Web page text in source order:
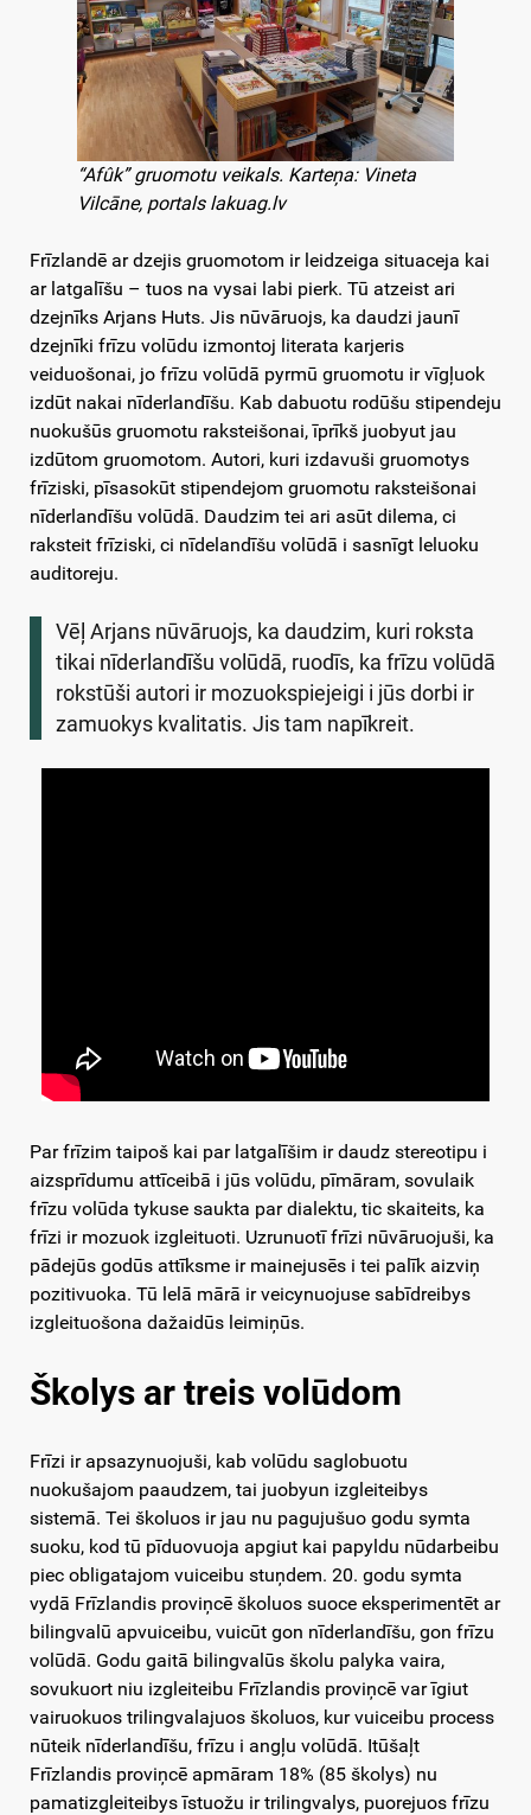
“Afûk” gruomotu veikals. Karteņa: Vineta
Vilcāne, portals lakuag.lv
Frīzlandē ar dzejis gruomotom ir leidzeiga situaceja kai
ar latgalīšu – tuos na vysai labi pierk. Tū atzeist ari
dzejnīks Arjans Huts. Jis nūvāruojs, ka daudzi jaunī
dzejnīki frīzu volūdu izmontoj literata karjeris
veiduošonai, jo frīzu volūdā pyrmū gruomotu ir vīgļuok
izdūt nakai nīderlandīšu. Kab dabuotu rodūšu stipendeju
nuokušūs gruomotu raksteišonai, īprīkš juobyut jau
izdūtom gruomotom. Autori, kuri izdavuši gruomotys
frīziski, pīsasokūt stipendejom gruomotu raksteišonai
nīderlandīšu volūdā. Daudzim tei ari asūt dilema, ci
raksteit frīziski, ci nīdelandīšu volūdā i sasnīgt leluoku
auditoreju.
Vēļ Arjans nūvāruojs, ka daudzim, kuri roksta
tikai nīderlandīšu volūdā, ruodīs, ka frīzu volūdā
rokstūši autori ir mozuokspiejeigi i jūs dorbi ir
zamuokys kvalitatis. Jis tam napīkreit.
Par frīzim taipoš kai par latgalīšim ir daudz stereotipu i
aizsprīdumu attīceibā i jūs volūdu, pīmāram, sovulaik
frīzu volūda tykuse saukta par dialektu, tic skaiteits, ka
frīzi ir mozuok izgleituoti. Uzrunuotī frīzi nūvāruojuši, ka
pādejūs godūs attīksme ir mainejusēs i tei palīk aizviņ
pozitivuoka. Tū lelā mārā ir veicynuojuse sabīdreibys
izgleituošona dažaidūs leimiņūs.
Školys ar treis volūdom
Frīzi ir apsazynuojuši, kab volūdu saglobuotu
nuokušajom paaudzem, tai juobyun izgleiteibys
sistemā. Tei školuos ir jau nu pagujušuo godu symta
suoku, kod tū pīduovuoja apgiut kai papyldu nūdarbeibu
piec obligatajom vuiceibu stuņdem. 20. godu symta
vydā Frīzlandis proviņcē školuos suoce eksperimentēt ar
bilingvalū apvuiceibu, vuicūt gon nīderlandīšu, gon frīzu
volūdā. Godu gaitā bilingvalūs školu palyka vaira,
sovukuort niu izgleiteibu Frīzlandis proviņcē var īgiut
vairuokuos trilingvalajuos školuos, kur vuiceibu process
nūteik nīderlandīšu, frīzu i angļu volūdā. Itūšaļt
Frīzlandis proviņcē apmāram 18% (85 školys) nu
pamatizgleiteibys īstuožu ir trilingvalys, puorejuos frīzu